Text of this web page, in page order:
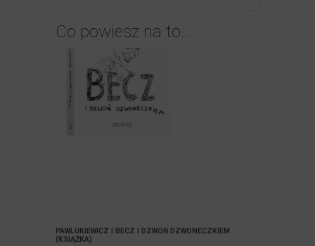
Co powiesz na to…
PAWLUKIEWICZ | BECZ I DZWOŃ DZWONECZKIEM
(KSIĄŻKA)